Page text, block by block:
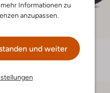
Informationen zu
anzupassen.
und weiter
Letzte Größen
Tommy Hilfiger